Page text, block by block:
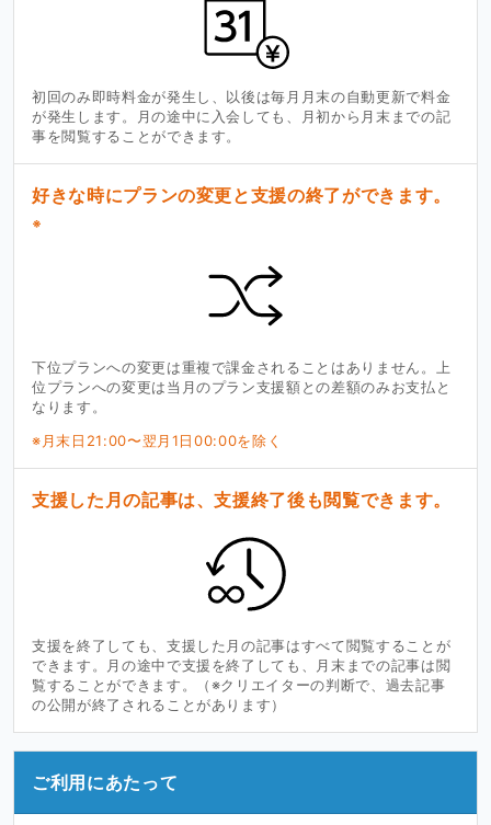
初回のみ即時料金が発生し、以後は毎月月末の自動更新で料金
が発生します。月の途中に入会しても、月初から月末までの記
事を閲覧することができます。
好きな時にプランの変更と支援の終了ができます。
※
下位プランへの変更は重複で課金されることはありません。上
位プランへの変更は当月のプラン支援額との差額のみお支払と
なります。
※月末日21:00〜翌月1日00:00を除く
支援した月の記事は、支援終了後も閲覧できます。
支援を終了しても、支援した月の記事はすべて閲覧することが
できます。月の途中で支援を終了しても、月末までの記事は閲
覧することができます。（※クリエイターの判断で、過去記事
の公開が終了されることがあります）
ご利用にあたって